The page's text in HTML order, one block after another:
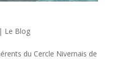
| Le Blog
du Cercle Nivernais de